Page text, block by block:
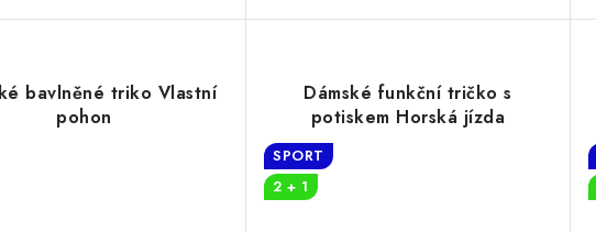
bavlněné triko Vlastní
pohon
Dámské funkční tričko s
potiskem Horská jízda
SPORT
2 + 1